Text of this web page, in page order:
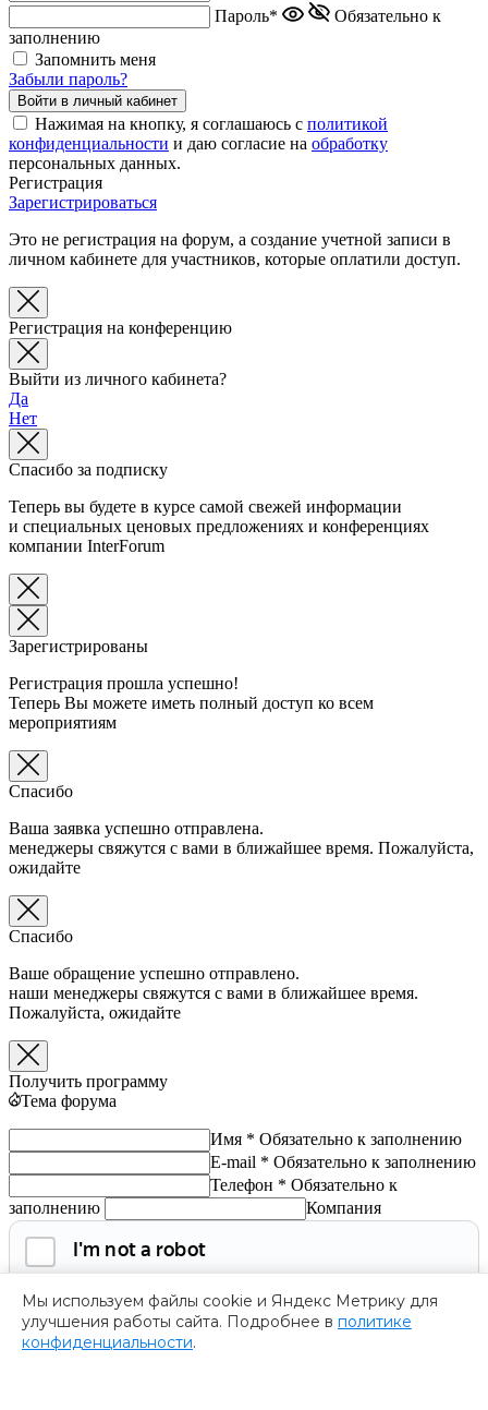
Мы используем файлы cookie и Яндекс Метрику для
улучшения работы сайта. Подробнее в политике
конфиденциальности.
Пароль*
Обязательно к
заполнению
Запомнить меня
Забыли пароль?
Нажимая на кнопку, я соглашаюсь с политикой
конфиденциальности и даю согласие на обработку
персональных данных.
Регистрация
Зарегистрироваться
Это не регистрация на форум, а создание учетной записи в
личном кабинете для участников, которые оплатили доступ.
Регистрация на конференцию
Выйти из личного кабинета?
Да
Нет
Спасибо за подписку
Теперь вы будете в курсе самой свежей информации
и специальных ценовых предложениях и конференциях
компании InterForum
Зарегистрированы
Регистрация прошла успешно!
Теперь Вы можете иметь полный доступ ко всем
мероприятиям
Спасибо
Ваша заявка успешно отправлена.
менеджеры свяжутся с вами в ближайшее время. Пожалуйста,
ожидайте
Спасибо
Ваше обращение успешно отправлено.
наши менеджеры свяжутся с вами в ближайшее время.
Пожалуйста, ожидайте
Получить программу
Тема форума
Имя * Обязательно к заполнению
E-mail * Обязательно к заполнению
Телефон * Обязательно к
заполнению
Компания